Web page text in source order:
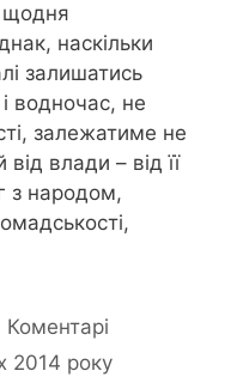
щодня
наскільки
залишатись
водночас, не
залежатиме не
влади – від її
з народом,
Коментарі
2014 року